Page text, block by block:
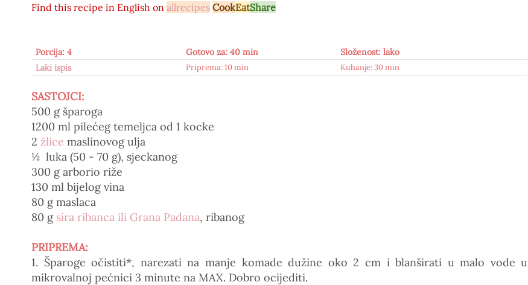
Find this recipe in English on allrecipes CookEatShare
Porcija: 4 Gotovo za: 40 min
Složenost: lako
Laki ispis
Priprema: 10 min Kuhanje: 30 min
SASTOJCI:
500 g šparoga
1200 ml pilećeg temeljca od 1 kocke
2 žlice maslinovog ulja
½ luka (50 - 70 g), sjeckanog
300 g arborio riže
130 ml bijelog vina
80 g maslaca
80 g sira ribanca ili Grana Padana, ribanog
PRIPREMA:
1. Šparoge očistiti*, narezati na manje komade dužine oko 2 cm i blanširati u malo vode u
mikrovalnoj pećnici 3 minute na MAX. Dobro ocijediti.